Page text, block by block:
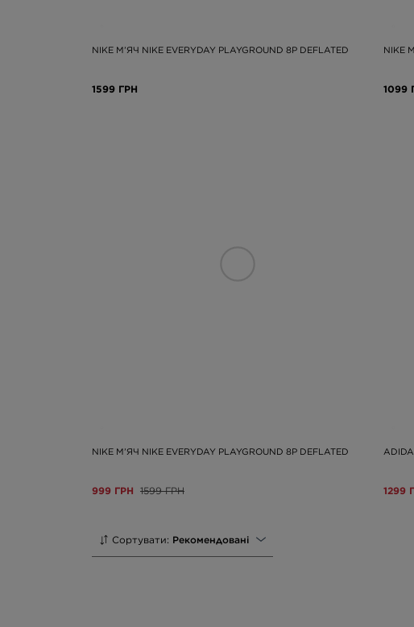
NIKE М’ЯЧ NIKE EVERYDAY PLAYGROUND 8P DEFLATED
1599 ГРН
NIKE
1099
NIKE М’ЯЧ NIKE EVERYDAY PLAYGROUND 8P DEFLATED
999 ГРН 1599 ГРН 1299
Сортувати: Рекомендовані